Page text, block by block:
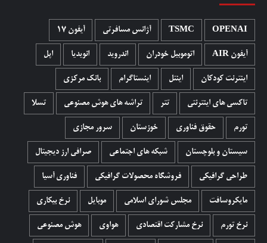
OPENAI
TSMC آژانس مسافرتی آیفون 17
آیفون AIR اتوموبیل خودران اندروید انویدیا اپل
اینترنت کودکان اینتل اینستاگرام بانک مرکزی
تاکسی های اینترنتی تتر تراشه های هوش مصنوعی تسلا
تورم حقوق فناوری خوزستان سرور مجازی
سیستان و بلوچستان شبکه های اجتماعی صرافی ارز دیجیتال
طراحی گرافیکی فروشگاه محصولات گرافيکی فناوری آسیا
مایکروسافت مجلس شورای اسلامی موبایل نرخ بیکاری
نرخ تورم نرخ مشارکت اقتصادی هواوی هوش مصنوعی